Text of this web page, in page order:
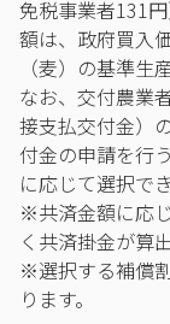
免税事業者131
額は、政府買入
（麦）の基準生
なお、交付農業
接支払交付金）
付金の申請を行
に応じて選択で
※共済金額に応
く共済掛金が算
※選択する補償
ります。